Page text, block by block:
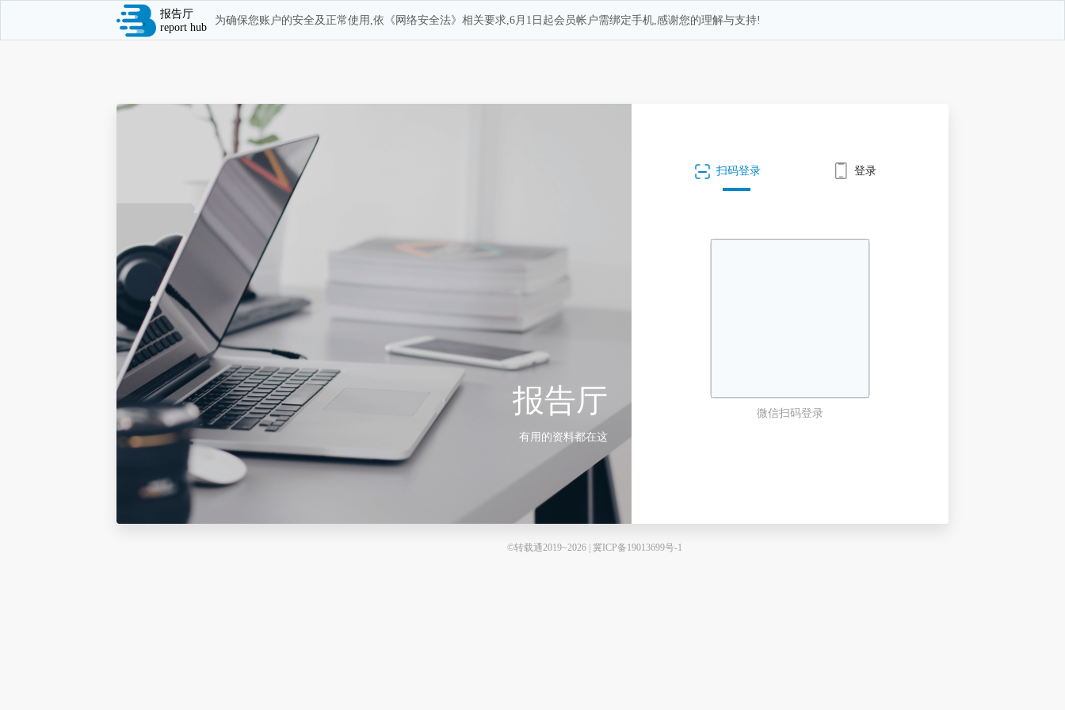
报告厅
report hub
为确保您账户的安全及正常使用,依《网络安全法》相关要求,6月1日起会员帐户需绑定手机,感谢您的理解与支持!
报告厅
有用的资料都在这
扫码登录 登录
微信扫码登录
©转载通2019~2026 | 冀ICP备19013699号-1